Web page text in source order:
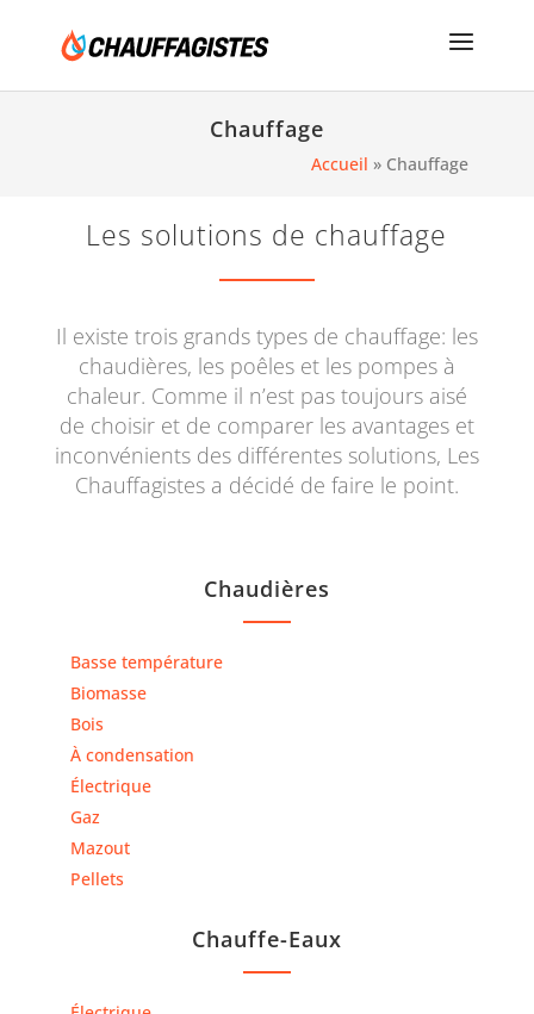
Chauffage
Accueil » Chauffage
Les solutions de chauffage
Il existe trois grands types de chauffage: les
chaudières, les poêles et les pompes à
chaleur. Comme il n’est pas toujours aisé
de choisir et de comparer les avantages et
inconvénients des différentes solutions, Les
Chauffagistes a décidé de faire le point.
Chaudières
Basse température
Biomasse
Bois
À condensation
Électrique
Gaz
Mazout
Pellets
Chauffe-Eaux